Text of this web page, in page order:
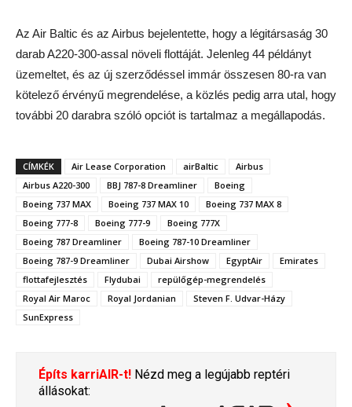
Az Air Baltic és az Airbus bejelentette, hogy a légitársaság 30
darab A220-300-assal növeli flottáját. Jelenleg 44 példányt
üzemeltet, és az új szerződéssel immár összesen 80-ra van
kötelező érvényű megrendelése, a közlés pedig arra utal, hogy
további 20 darabra szóló opciót is tartalmaz a megállapodás.
CÍMKÉK Air Lease Corporation airBaltic
Airbus
Airbus A220-300
BBJ 787-8 Dreamliner
Boeing
Boeing 737 MAX
Boeing 737 MAX 10
Boeing 737 MAX 8
Boeing 777-8
Boeing 777-9
Boeing 777X
Boeing 787 Dreamliner
Boeing 787-10 Dreamliner
Boeing 787-9 Dreamliner
Dubai Airshow EgyptAir
Emirates
flottafejlesztés
Flydubai
repülőgép-megrendelés
Royal Air Maroc
Royal Jordanian
Steven F. Udvar-Házy
SunExpress
Építs karriAIR-t! Nézd meg a legújabb reptéri
állásokat: